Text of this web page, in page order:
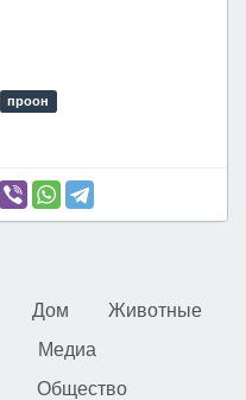
проон
Дом
Животные
Медиа
Общество